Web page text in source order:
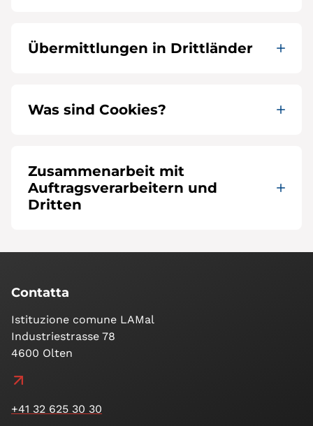
Übermittlungen in Drittländer
Was sind Cookies?
Zusammenarbeit mit
Auftragsverarbeitern und
Dritten
Contatta
Istituzione comune LAMal
Industriestrasse 78
4600 Olten
+41 32 625 30 30